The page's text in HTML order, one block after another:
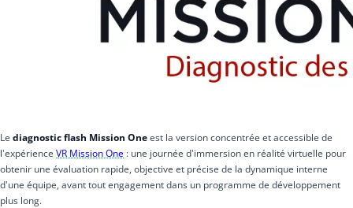
Le diagnostic flash Mission Oneest la version concentrée et accessible de
l'expérience VR Mission One : une journée d'immersion en réalité virtuelle pour
obtenir une évaluation rapide, objective et précise de la dynamique interne
d'une équipe, avant tout engagement dans un programme de développement
plus long.